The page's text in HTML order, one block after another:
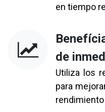
en tiempo
de
Utiliza los
para